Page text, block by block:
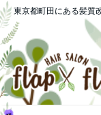
東京都町田にある髪質